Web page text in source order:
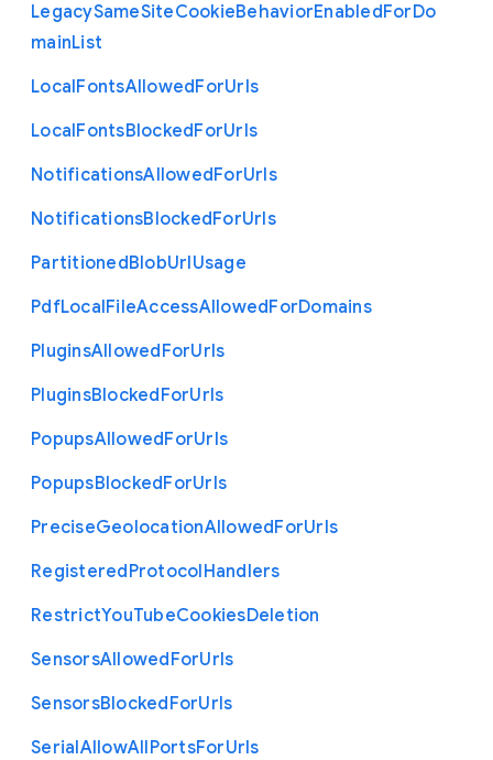
LegacySameSiteCookieBehaviorEnabledForDo
mainList
LocalFontsAllowedForUrls
LocalFontsBlockedForUrls
NotificationsAllowedForUrls
NotificationsBlockedForUrls
PartitionedBlobUrlUsage
PdfLocalFileAccessAllowedForDomains
PluginsAllowedForUrls
PluginsBlockedForUrls
PopupsAllowedForUrls
PopupsBlockedForUrls
PreciseGeolocationAllowedForUrls
RegisteredProtocolHandlers
RestrictYouTubeCookiesDeletion
SensorsAllowedForUrls
SensorsBlockedForUrls
SerialAllowAllPortsForUrls